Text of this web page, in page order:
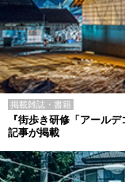
掲載雑誌・書籍
『街歩き研修「アール
記事が掲載